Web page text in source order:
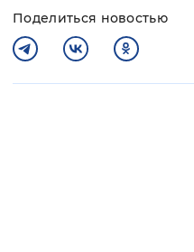
Поделиться новостью